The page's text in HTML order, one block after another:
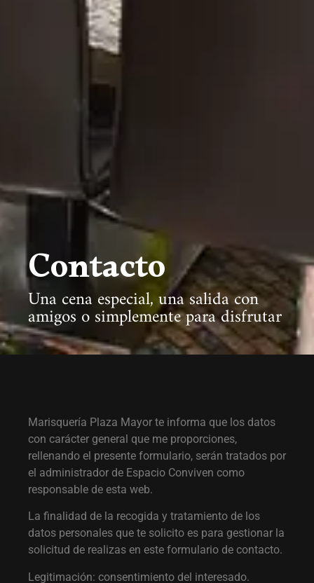
Contacto
Una cena especial, una salida con
amigos o simplemente para disfrutar
Marisquería Plaza Mayor te informa que los datos
con carácter general que me proporciones,
rellenando el presente formulario, serán tratados por
el administrador de Espacio Conviven como
responsable de esta web.
La finalidad de la recogida y tratamiento de los
datos personales que te solicito es para gestionar la
solicitud de realizas en este formulario de contacto.
Legitimación: consentimiento del interesado.